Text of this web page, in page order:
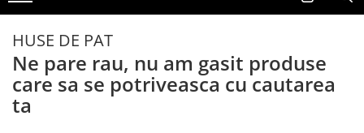
140x200 cu Elastic
180x200 cu Elastic
Lenjerii Pat Bumbac Tip Finet Cu
Pliuri
Cearceaf Pat Clasic
Lenjerii Pat Bumbac Tip Damasc
HUSE CANAPELE 3 LOCURI
HUSE CANAPEA 2 LOCURI
HUSE FOTOLII
HUSE DE PAT
Ne pare rau, nu am gasit produse
care sa se potriveasca cu cautarea
ta